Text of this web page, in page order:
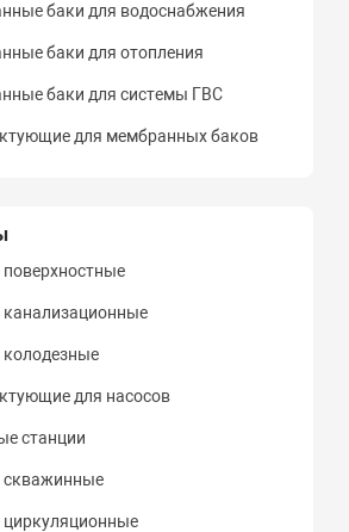
баки для водоснабжения
баки для отопления
баки для системы ГВС
для мембранных баков
для насосов
станции
скважинные